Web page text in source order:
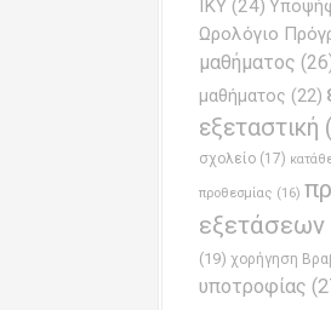
ΙΚΥ (24)
Ωρολόγιο
μαθήματος
μαθήματος (22)
εξεταστική
σχολείο (17)
προθεσμίας (16)
εξετάσεων
(19) χορήγηση
υποτροφίας